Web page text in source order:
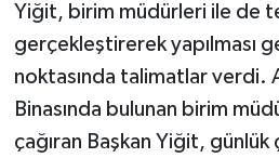
Yiğit, birim müdürleri ile de
gerçekleştirerek yapılması
noktasında talimatlar verdi.
Binasında bulunan birim
çağıran Başkan Yiğit, günlük